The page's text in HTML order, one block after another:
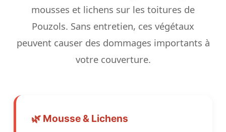
mousses et lichens sur les toitures de
Pouzols. Sans entretien, ces végétaux
peuvent causer des dommages importants à
votre couverture.
🌿 Mousse & Lichens